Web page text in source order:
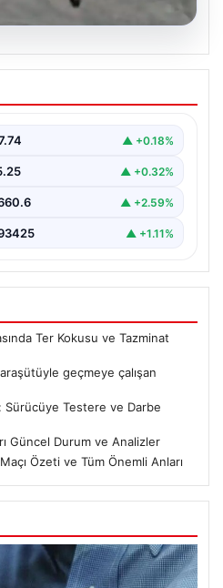
yamaç paraşütüyle
yaşamını
Yamaç Paraşütüyle▲ +0.18%
▲ +0.32%
▲ +2.59%
▲ +1.11%
Ter Kokusu ve Tazminat
geçmeye çalışan
Sürücüye Testere ve Darbe
Güncel Durum ve Analizler
Özeti ve Tüm Önemli Anları